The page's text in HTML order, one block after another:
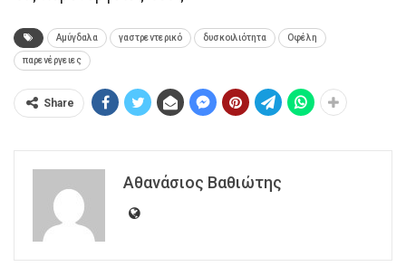
Αμύγδαλα γαστρεντερικό δυσκοιλιότητα Οφέλη
παρενέργειες
Share
Αθανάσιος Βαθιώτης